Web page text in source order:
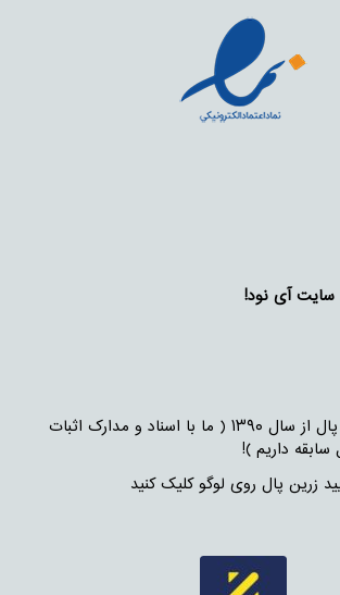
سایت آی نود!
دارای درگاه زرین پال از سال ۱۳۹۰ ( ما با اسناد و مدارک اثبات
داریم )!
زرین پال روی لوگو کلیک کنید